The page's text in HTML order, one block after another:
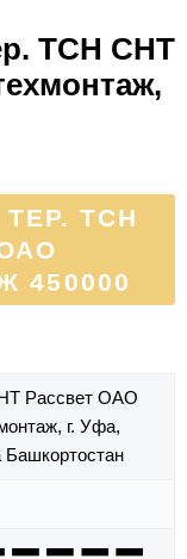
ТСН СНТ
ТСН
450000
Рассвет ОАО
г. Уфа,
Башкортостан